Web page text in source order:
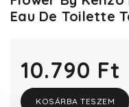
Eau De Toilette
10.790 Ft
KOSÁRBA TESZEM